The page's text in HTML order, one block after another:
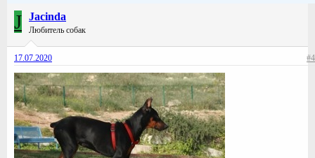
J Jacinda
Любитель собак
17.07.2020 #4